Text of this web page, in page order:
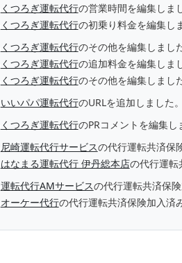
くつろぎ運転代行の営業時間を編集しま
くつろぎ運転代行の初乗り料金を編集し
くつろぎ運転代行のその他を編集しました
くつろぎ運転代行の追加料金を編集しま
くつろぎ運転代行のその他を編集しました
いいパパ運転代行のURLを追加しました。
くつろぎ運転代行のPRコメントを編集し
尼崎運転代行サービスの代行運転共済保
はなまる運転代行 伊丹総本店の代行運転
運転代行AMサービスの代行運転共済保
オーケー代行の代行運転共済保険加入済